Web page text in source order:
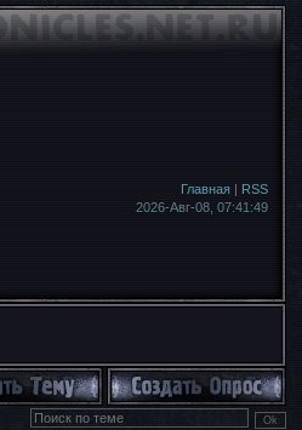
Главная| RSS
2026-Авг-08, 07:41:51